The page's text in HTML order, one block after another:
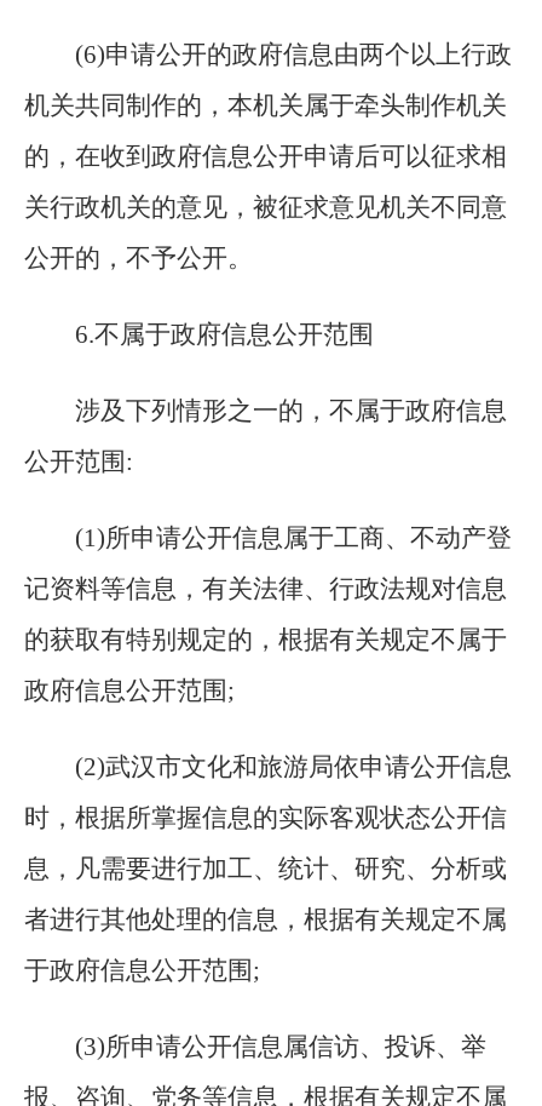
(6)申请公开的政府信息由两个以上行政
机关共同制作的，本机关属于牵头制作机关
的，在收到政府信息公开申请后可以征求相
关行政机关的意见，被征求意见机关不同意
公开的，不予公开。
6.不属于政府信息公开范围
涉及下列情形之一的，不属于政府信息
公开范围:
(1)所申请公开信息属于工商、不动产登
记资料等信息，有关法律、行政法规对信息
的获取有特别规定的，根据有关规定不属于
政府信息公开范围;
(2)武汉市文化和旅游局依申请公开信息
时，根据所掌握信息的实际客观状态公开信
息，凡需要进行加工、统计、研究、分析或
者进行其他处理的信息，根据有关规定不属
于政府信息公开范围;
(3)所申请公开信息属信访、投诉、举
报、咨询、党务等信息，根据有关规定不属